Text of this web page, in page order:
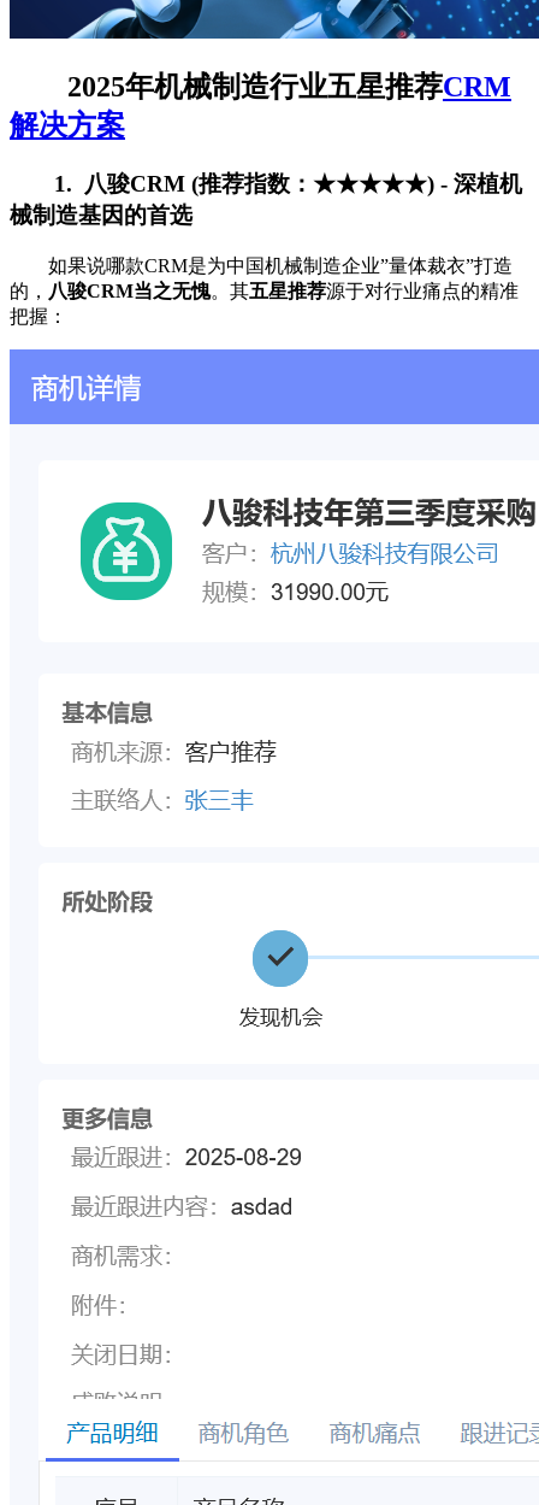
2025年机械制造行业五星推荐CRM
解决方案
1. 八骏CRM (推荐指数：★★★★★) - 深植机
械制造基因的首选
如果说哪款CRM是为中国机械制造企业”量体裁衣”打造
的， 八骏CRM当之无愧。其五星推荐源于对行业痛点的精准
把握：